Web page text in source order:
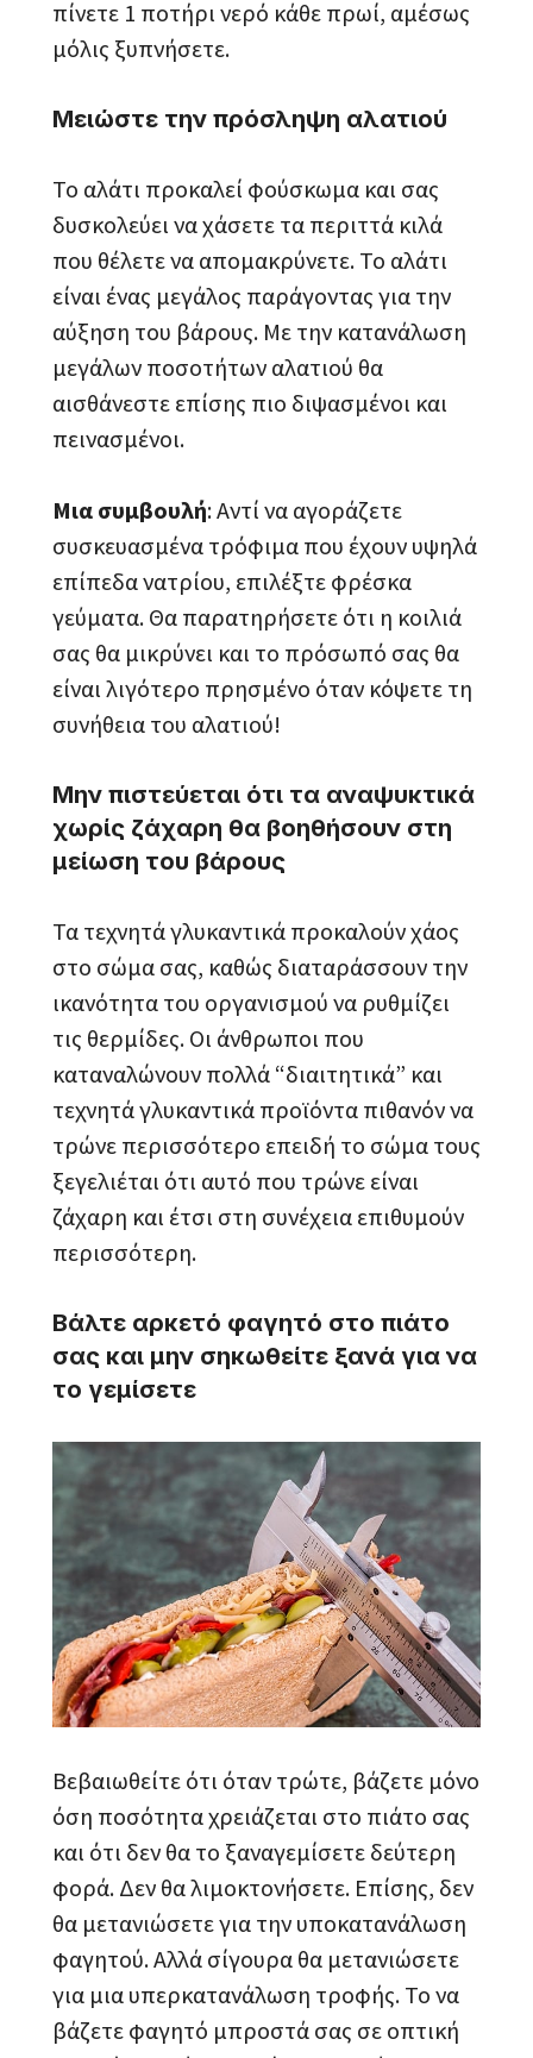
πίνετε 1 ποτήρι νερό κάθε πρωί, αμέσως
μόλις ξυπνήσετε.
Μειώστε την πρόσληψη αλατιού
Το αλάτι προκαλεί φούσκωμα και σας
δυσκολεύει να χάσετε τα περιττά κιλά
που θέλετε να απομακρύνετε. Το αλάτι
είναι ένας μεγάλος παράγοντας για την
αύξηση του βάρους. Με την κατανάλωση
μεγάλων ποσοτήτων αλατιού θα
αισθάνεστε επίσης πιο διψασμένοι και
πεινασμένοι.
Μια συμβουλή: Αντί να αγοράζετε
συσκευασμένα τρόφιμα που έχουν υψηλά
επίπεδα νατρίου, επιλέξτε φρέσκα
γεύματα. Θα παρατηρήσετε ότι η κοιλιά
σας θα μικρύνει και το πρόσωπό σας θα
είναι λιγότερο πρησμένο όταν κόψετε τη
συνήθεια του αλατιού!
Μην πιστεύεται ότι τα αναψυκτικά
χωρίς ζάχαρη θα βοηθήσουν στη
μείωση του βάρους
Τα τεχνητά γλυκαντικά προκαλούν χάος
στο σώμα σας, καθώς διαταράσσουν την
ικανότητα του οργανισμού να ρυθμίζει
τις θερμίδες. Οι άνθρωποι που
καταναλώνουν πολλά “διαιτητικά” και
τεχνητά γλυκαντικά προϊόντα πιθανόν να
τρώνε περισσότερο επειδή το σώμα τους
ξεγελιέται ότι αυτό που τρώνε είναι
ζάχαρη και έτσι στη συνέχεια επιθυμούν
περισσότερη.
Βάλτε αρκετό φαγητό στο πιάτο
σας και μην σηκωθείτε ξανά για να
το γεμίσετε
Βεβαιωθείτε ότι όταν τρώτε, βάζετε μόνο
όση ποσότητα χρειάζεται στο πιάτο σας
και ότι δεν θα το ξαναγεμίσετε δεύτερη
φορά. Δεν θα λιμοκτονήσετε. Επίσης, δεν
θα μετανιώσετε για την υποκατανάλωση
φαγητού. Αλλά σίγουρα θα μετανιώσετε
για μια υπερκατανάλωση τροφής. Το να
βάζετε φαγητό μπροστά σας σε οπτική